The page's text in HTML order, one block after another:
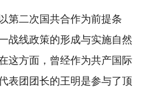
第二次国共合作为前提条
战线政策的形成与实施自然
这方面，曾经作为共产国际
表团团长的王明是参与了顶